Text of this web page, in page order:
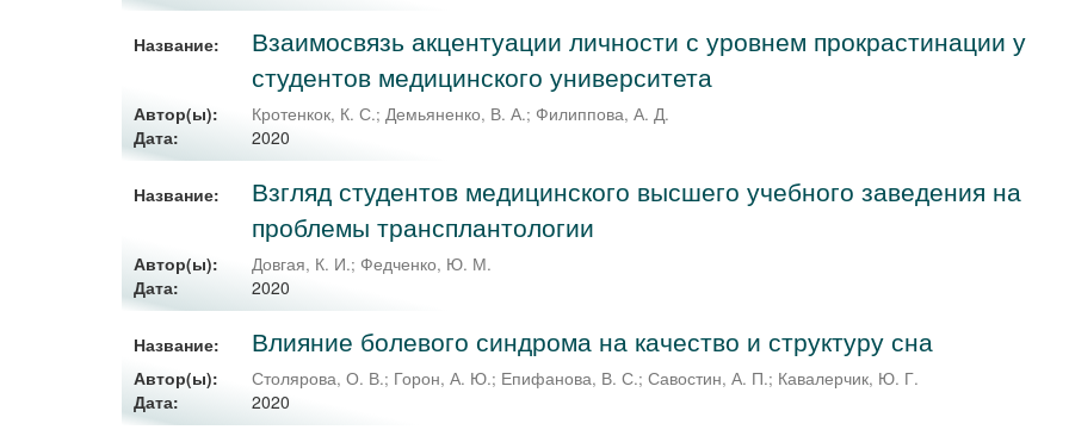
Название:
Взаимосвязь акцентуации личности с уровнем прокрастинации у
студентов медицинского университета
Автор(ы): Кротенкок, К. С.;Демьяненко, В. А.; Филиппова, А. Д.
Дата:
2020
Название:
Взгляд студентов медицинского высшего учебного заведения на
проблемы трансплантологии
Автор(ы): Довгая, К. И.; Федченко, Ю. М.
Дата:
2020
Название: Влияние болевого синдрома на качество и структуру сна
Автор(ы): Столярова, О. В.; Горон, А. Ю.; Епифанова, В. С.;Савостин, А. П.; Кавалерчик, Ю. Г.
Дата:
2020